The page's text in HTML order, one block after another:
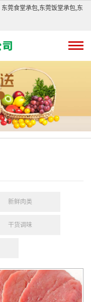
东莞食堂承包,东莞饭堂承包,东
新鲜肉类
干货调味